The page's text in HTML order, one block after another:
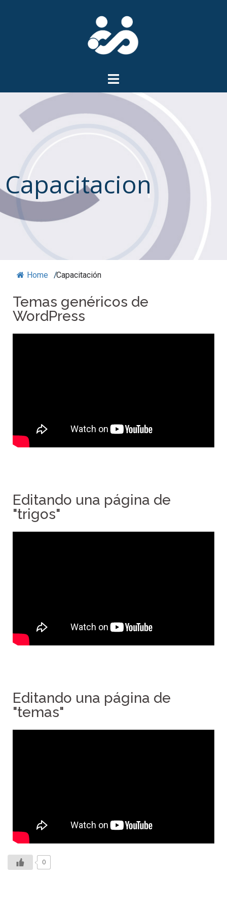
Capacitacion
Home /Capacitación
Temas genéricos de
WordPress
Editando una página de
"trigos"
Editando una página de
"temas"
0